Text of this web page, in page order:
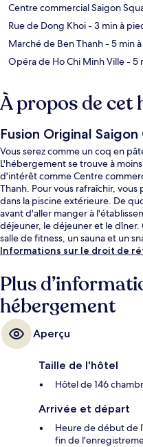
Centre commercial Saigon
Rue de Dong Khoi- 3 min à
Marché de Ben Thanh- 5 min
Opéra de Ho Chi Minh Ville- 5
À propos de cet
Fusion Original
Vous serez comme un coq en
L'hébergement se trouve à
d'intérêt comme Centre
Thanh. Pour vous rafraîchir,
dans la piscine extérieure. De
avant d'aller manger à
déjeuner, le déjeuner et le
salle de fitness, un sauna et un
voyageurs ne tarissent pas
marche seulement séparent
Station de métro Opera House
Station de métro Ben Thanh se
Informations sur le droit de
Plus
hébergement
Aperçu
Taille de l'hôtel
Hôtel de 146
Arrivée et départ
Heure de début de
fin de